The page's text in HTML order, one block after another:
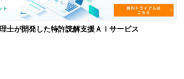
理士が開発した特許読解支援ＡＩサービス